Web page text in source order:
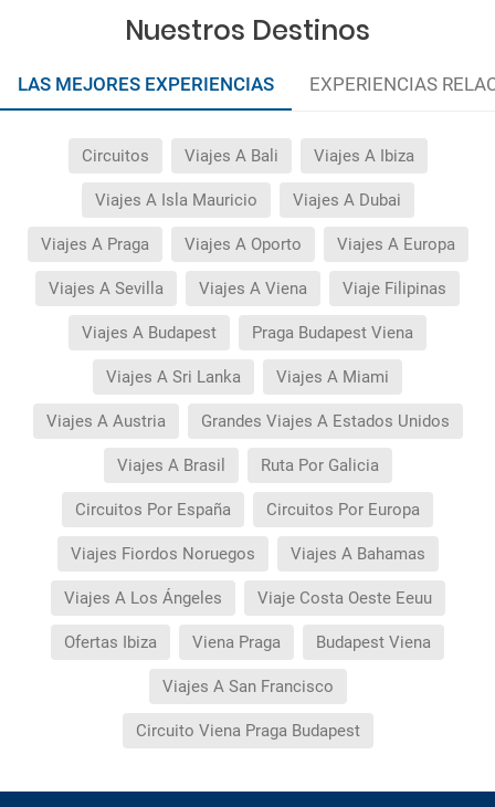
Nuestros Destinos
LAS MEJORES EXPERIENCIAS EXPERIENCIAS
Circuitos Viajes A Bali Viajes A Ibiza
Viajes A Isla Mauricio Viajes A Dubai
Viajes A Praga Viajes A Oporto Viajes A Europa
Viajes A Sevilla Viajes A Viena Viaje Filipinas
Viajes A Budapest Praga Budapest Viena
Viajes A Sri Lanka Viajes A Miami
Viajes A Austria Grandes Viajes A Estados Unidos
Viajes A Brasil Ruta Por Galicia
Circuitos Por España Circuitos Por Europa
Viajes Fiordos Noruegos Viajes A Bahamas
Viajes A Los Ángeles Viaje Costa Oeste Eeuu
Ofertas Ibiza Viena Praga Budapest Viena
Viajes A San Francisco
Circuito Viena Praga Budapest